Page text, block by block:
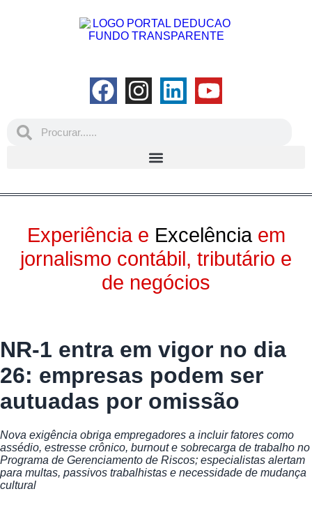
Experiência e Excelência em
jornalismo contábil, tributário e
de negócios
NR-1 entra em vigor no dia
26: empresas podem ser
autuadas por omissão
Nova exigência obriga empregadores a incluir fatores como
assédio, estresse crônico, burnout e sobrecarga de trabalho no
Programa de Gerenciamento de Riscos; especialistas alertam
para multas, passivos trabalhistas e necessidade de mudança
cultural